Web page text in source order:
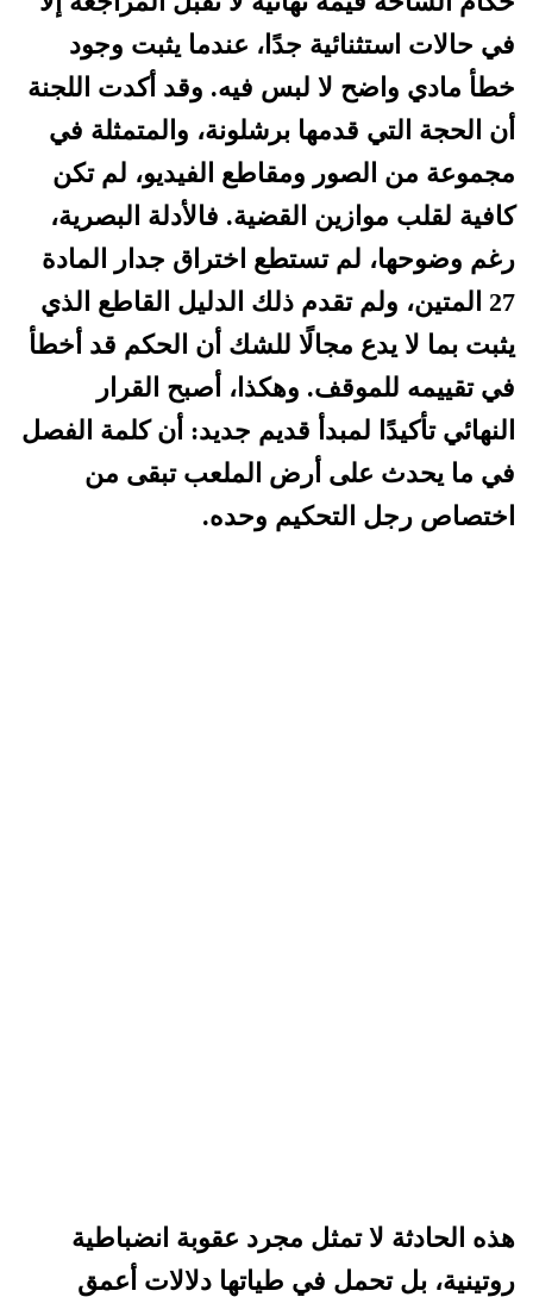
في حالات استثنائية جدًا، عندما يثبت وجود
خطأ مادي واضح لا لبس فيه. وقد أكدت اللجنة
أن الحجة التي قدمها برشلونة، والمتمثلة في
مجموعة من الصور ومقاطع الفيديو، لم تكن
كافية لقلب موازين القضية. فالأدلة البصرية،
رغم وضوحها، لم تستطع اختراق جدار المادة
27 المتين، ولم تقدم ذلك الدليل القاطع الذي
يثبت بما لا يدع مجالًا للشك أن الحكم قد أخطأ
في تقييمه للموقف. وهكذا، أصبح القرار
النهائي تأكيدًا لمبدأ قديم جديد: أن كلمة الفصل
في ما يحدث على أرض الملعب تبقى من
اختصاص رجل التحكيم وحده.
هذه الحادثة لا تمثل مجرد عقوبة انضباطية
روتينية، بل تحمل في طياتها دلالات أعمق